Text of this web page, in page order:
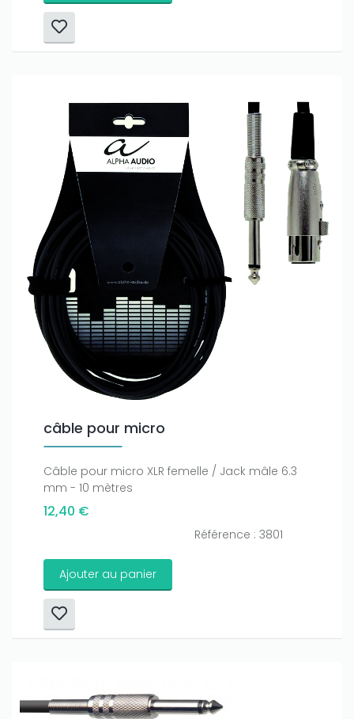
câble pour micro
Câble pour micro XLR femelle / Jack mâle 6.3
mm - 10 mètres
12,40 €
Référence : 3801
Ajouter au panier